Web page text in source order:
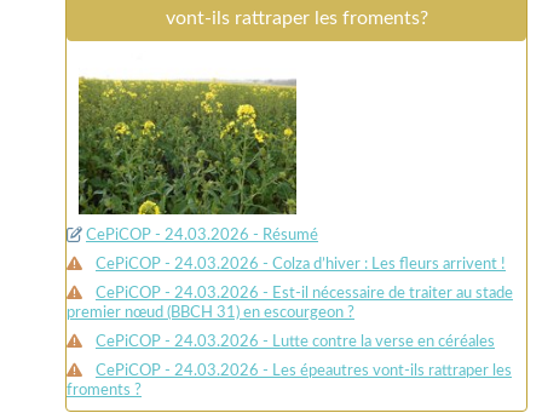
vont-ils rattraper les froments?
CePiCOP - 24.03.2026 - Résumé
CePiCOP - 24.03.2026 - Colza d’hiver : Les fleurs arrivent !
CePiCOP - 24.03.2026 - Est-il nécessaire de traiter au stade
premier nœud (BBCH 31) en escourgeon ?
CePiCOP - 24.03.2026 - Lutte contre la verse en céréales
CePiCOP - 24.03.2026 - Les épeautres vont-ils rattraper les
froments ?